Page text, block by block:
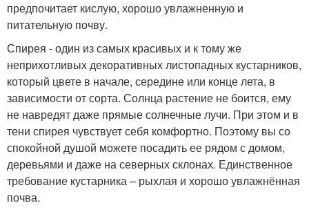
предпочитает кислую, хорошо увлажненную и
питательную почву.
Спирея - один из самых красивых и к тому же
неприхотливых декоративных листопадных кустарников,
который цвете в начале, середине или конце лета, в
зависимости от сорта. Солнца растение не боится, ему
не навредят даже прямые солнечные лучи. При этом и в
тени спирея чувствует себя комфортно. Поэтому вы со
спокойной душой можете посадить ее рядом с домом,
деревьями и даже на северных склонах. Единственное
требование кустарника – рыхлая и хорошо увлажнённая
почва.